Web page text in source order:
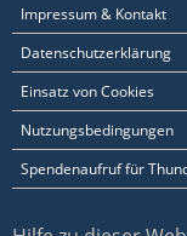
Impressum & Kontakt
Datenschutzerklärung
Einsatz von Cookies
Nutzungsbedingungen
Spendenaufruf für